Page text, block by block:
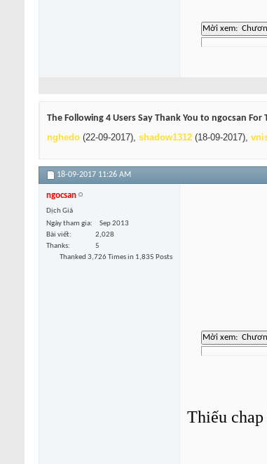
The Following 4 Users Say Thank You to ngocsan For
nghedo (22-09-2017), shadow1312 (18-09-2017),
18-09-2017 11:26 AM
ngocsan
Dịch Giả
Ngày tham gia
Sep 2013
Bài viết
2,028
Thanks
5
Thanked 3,726 Times in 1,835 Posts
Thiếu